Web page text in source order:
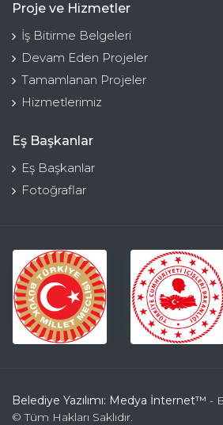
Proje ve Hizmetler
İş Bitirme Belgeleri
Devam Eden Projeler
Tamamlanan Projeler
Hizmetlerimiz
Eş Başkanlar
Eş Başkanlar
Fotoğraflar
Belediye Yazılımı: Medya İnternet™ -
© Tüm Hakları Saklıdır.